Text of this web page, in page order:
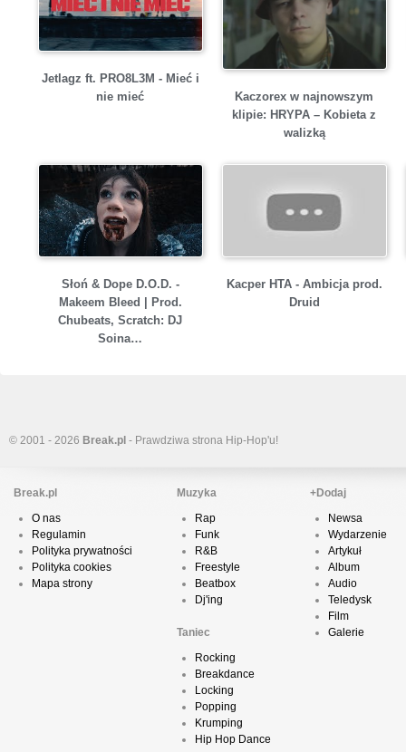
Jetlagz ft. PRO8L3M - Mieć i
nie mieć
Kaczorex w najnowszym
klipie: HRYPA – Kobieta z
walizką
Słoń & Dope D.O.D. -
Makeem Bleed | Prod.
Chubeats, Scratch: DJ
Soina…
Kacper HTA - Ambicja prod.
Druid
© 2001 - 2026 Break.pl - Prawdziwa strona Hip-Hop'u!
Break.pl
O nas
Regulamin
Polityka prywatności
Polityka cookies
Mapa strony
Muzyka
Rap
Funk
R&B
Freestyle
Beatbox
Dj'ing
Taniec
Rocking
Breakdance
Locking
Popping
Krumping
Hip Hop Dance
+Dodaj
Newsa
Wydarzenie
Artykuł
Album
Audio
Teledysk
Film
Galerie